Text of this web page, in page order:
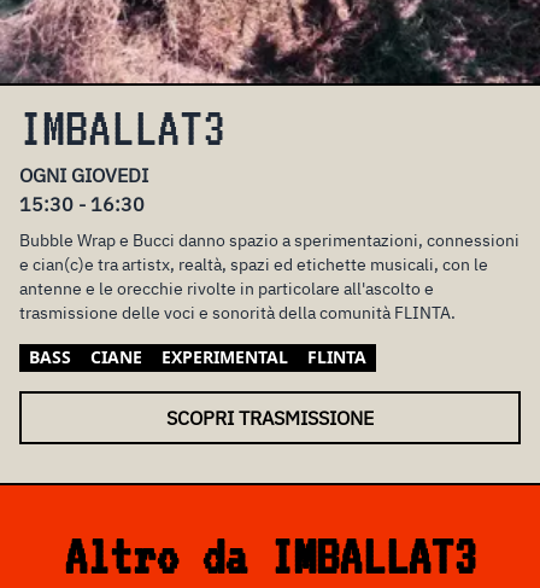
IMBALLAT3
OGNI GIOVEDI
15:30 - 16:30
Bubble Wrap e Bucci danno spazio a sperimentazioni, connessioni
e cian(c)e tra artistx, realtà, spazi ed etichette musicali, con le
antenne e le orecchie rivolte in particolare all'ascolto e
trasmissione delle voci e sonorità della comunità FLINTA.
BASS CIANE EXPERIMENTAL FLINTA
SCOPRI TRASMISSIONE
Altro da IMBALLAT3